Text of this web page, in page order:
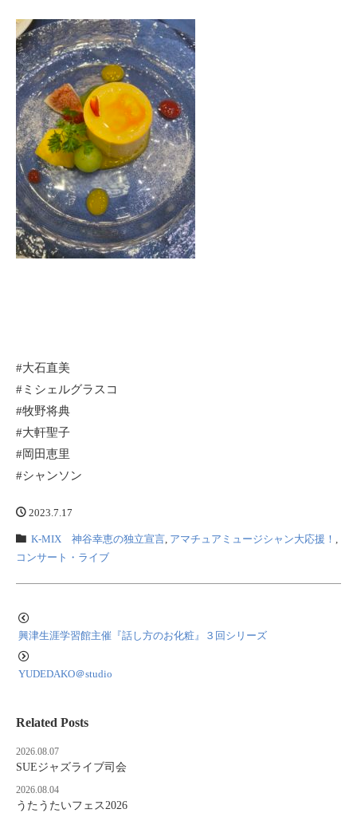
#大石直美
#ミシェルグラスコ
#牧野将典
#大軒聖子
#岡田恵里
#シャンソン
2023.7.17
K-MIX 神谷幸恵の独立宣言, アマチュアミュージシャン大応援！ ,
コンサート・ライブ
興津生涯学習館主催『話し方のお化粧』３回シリーズ
YUDEDAKO＠studio
Related Posts
2026.08.07
SUEジャズライブ司会
2026.08.04
うたうたいフェス2026